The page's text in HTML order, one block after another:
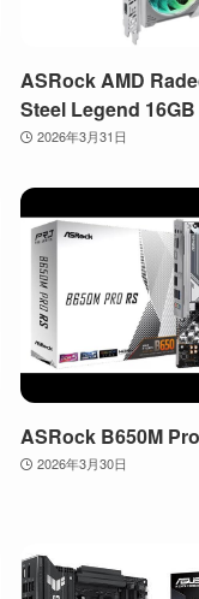
ASRock AMD
Steel Legend 16GB
2026年3月31日
ASRock B650M
2026年3月30日